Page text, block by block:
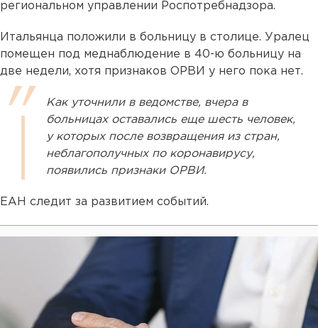
региональном управлении Роспотребнадзора.
Итальянца положили в больницу в столице. Уралец
помещен под меднаблюдение в 40-ю больницу на
две недели, хотя признаков ОРВИ у него пока нет.
Как уточнили в ведомстве, вчера в
больницах оставались еще шесть человек,
у которых после возвращения из стран,
неблагополучных по коронавирусу,
появились признаки ОРВИ.
ЕАН следит за развитием событий.